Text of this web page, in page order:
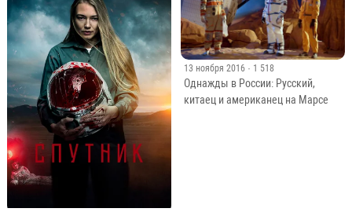
13 ноября 2016 · 1 518
Однажды в России: Русский,
китаец и американец на Марсе